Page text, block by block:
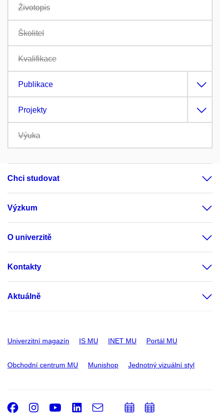
Životopis
Školitel
Kvalifikace
Publikace
Projekty
Výuka
Chci studovat
Výzkum
O univerzitě
Kontakty
Aktuálně
Univerzitní magazín IS MU INET MU Portál MU
Obchodní centrum MU Munishop Jednotný vizuální styl
Facebook
Instagram
Youtube
LinkedIn
e-
Email
PřidatPřidat